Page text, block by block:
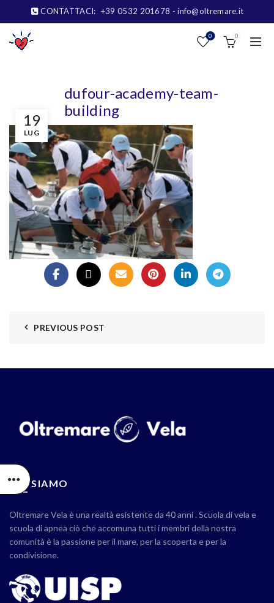
CONTATTACI: +39 0532 201678 - info@oltremare.it
0 0
19
LUG
dufour-academy-team-
building
PREVIOUS POST
CHI SIAMO
Oltremare Vela è una realtà esistente da 40 anni . Scuola di vela e
scuola di apnea ciò che accomuna tutti i membri della nostra
comunità è la passione per il mare, per la scoperta e per la
condivisione.